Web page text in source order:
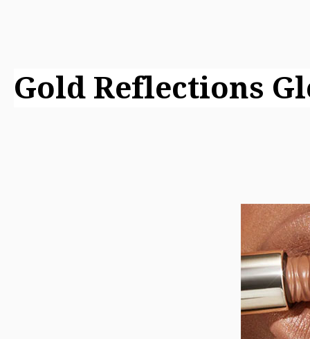
Gold Reflections